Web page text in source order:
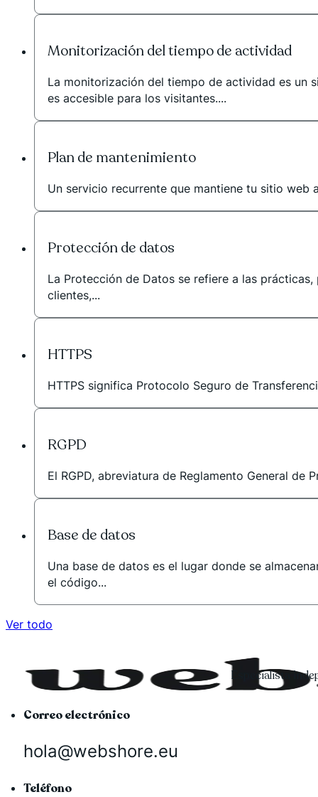
Monitorización del tiempo de actividad
La monitorización del tiempo de actividad es un
es accesible para los visitantes....
Plan de mantenimiento
Un servicio recurrente que mantiene tu sitio
Protección de datos
La Protección de Datos se refiere a las
clientes,...
HTTPS
HTTPS significa Protocolo Seguro de
RGPD
El RGPD, abreviatura de Reglamento General
Base de datos
Una base de datos es el lugar donde se
el código...
Ver todo
Especialista
Correo electrónico
hola@webshore.eu
Teléfono